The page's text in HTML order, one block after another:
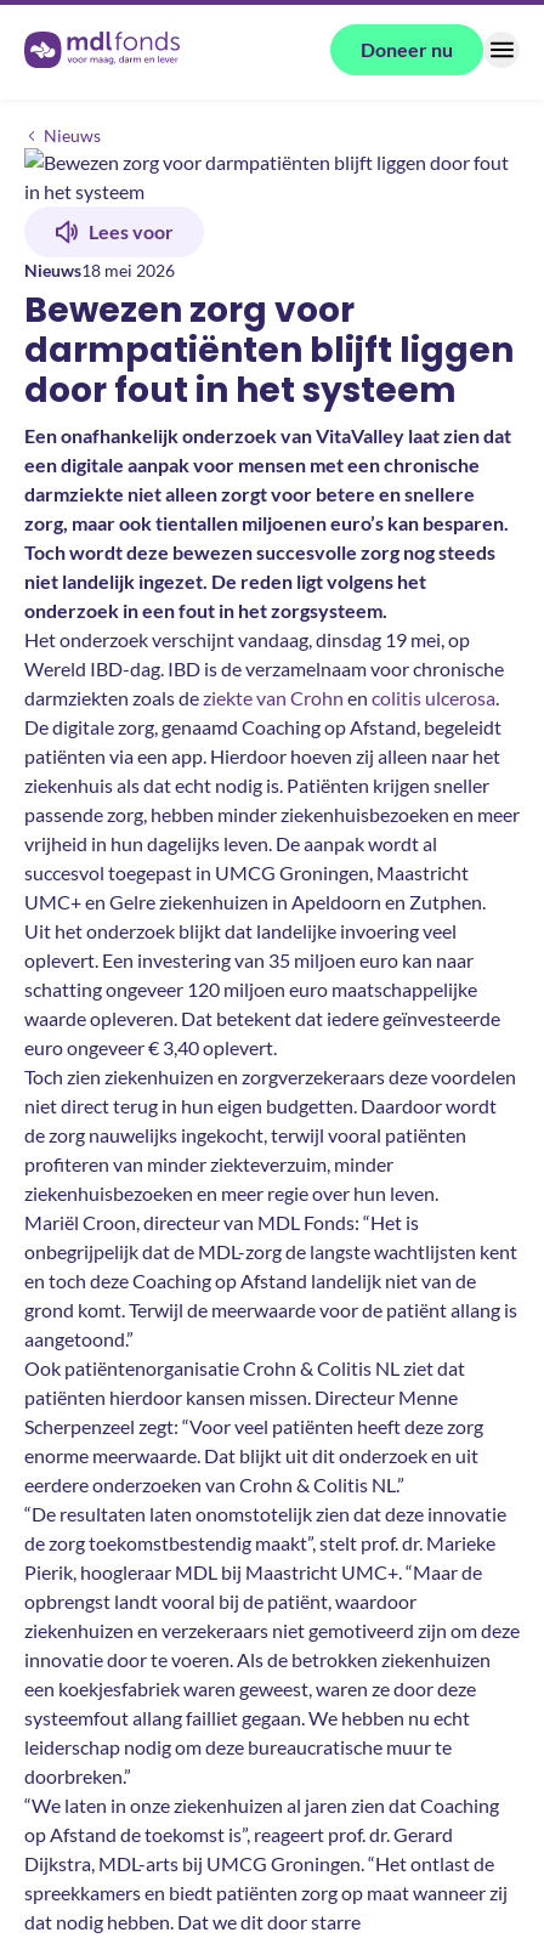
Terug naar de homepage Doneer nu
Nieuws
Bewezen zorg voor darmpatiënten blijft liggen door fout in het
Lees voor
Bewezen zorg voor
darmpatiënten blijft liggen
door fout in het systeem
Nieuws18 mei 2026
Een onafhankelijk onderzoek van VitaValley laat zien dat
een digitale aanpak voor mensen met een chronische
darmziekte niet alleen zorgt voor betere en snellere
zorg, maar ook tientallen miljoenen euro’s kan besparen.
Toch wordt deze bewezen succesvolle zorg nog steeds
niet landelijk ingezet. De reden ligt volgens het
onderzoek in een fout in het zorgsysteem.
Het onderzoek verschijnt vandaag, dinsdag 19 mei, op
Wereld IBD-dag. IBD is de verzamelnaam voor chronische
darmziekten zoals deziekte van Crohn en colitis ulcerosa.
De digitale zorg, genaamd Coaching op Afstand, begeleidt
patiënten via een app. Hierdoor hoeven zij alleen naar het
ziekenhuis als dat echt nodig is. Patiënten krijgen sneller
passende zorg, hebben minder ziekenhuisbezoeken en meer
vrijheid in hun dagelijks leven. De aanpak wordt al
succesvol toegepast in UMCG Groningen, Maastricht
UMC+ en Gelre ziekenhuizen in Apeldoorn en Zutphen.
Uit het onderzoek blijkt dat landelijke invoering veel
oplevert. Een investering van 35 miljoen euro kan naar
schatting ongeveer 120 miljoen euro maatschappelijke
waarde opleveren. Dat betekent dat iedere geïnvesteerde
euro ongeveer € 3,40 oplevert.
Toch zien ziekenhuizen en zorgverzekeraars deze voordelen
niet direct terug in hun eigen budgetten. Daardoor wordt
de zorg nauwelijks ingekocht, terwijl vooral patiënten
profiteren van minder ziekteverzuim, minder
ziekenhuisbezoeken en meer regie over hun leven.
Mariël Croon, directeur van MDL Fonds: “Het is
onbegrijpelijk dat de MDL-zorg de langste wachtlijsten kent
en toch deze Coaching op Afstand landelijk niet van de
grond komt. Terwijl de meerwaarde voor de patiënt allang is
aangetoond.”
Ook patiëntenorganisatie Crohn & Colitis NL ziet dat
patiënten hierdoor kansen missen. Directeur Menne
Scherpenzeel zegt: “Voor veel patiënten heeft deze zorg
enorme meerwaarde. Dat blijkt uit dit onderzoek en uit
eerdere onderzoeken van Crohn & Colitis NL.”
“De resultaten laten onomstotelijk zien dat deze innovatie
de zorg toekomstbestendig maakt”, stelt prof. dr. Marieke
Pierik, hoogleraar MDL bij Maastricht UMC+. “Maar de
opbrengst landt vooral bij de patiënt, waardoor
ziekenhuizen en verzekeraars niet gemotiveerd zijn om deze
innovatie door te voeren. Als de betrokken ziekenhuizen
een koekjesfabriek waren geweest, waren ze door deze
systeemfout allang failliet gegaan. We hebben nu echt
leiderschap nodig om deze bureaucratische muur te
doorbreken.”
“We laten in onze ziekenhuizen al jaren zien dat Coaching
op Afstand de toekomst is”, reageert prof. dr. Gerard
Dijkstra, MDL-arts bij UMCG Groningen. “Het ontlast de
spreekkamers en biedt patiënten zorg op maat wanneer zij
dat nodig hebben. Dat we dit door starre